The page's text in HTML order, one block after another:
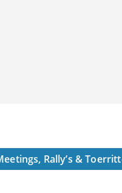
Rally’s &